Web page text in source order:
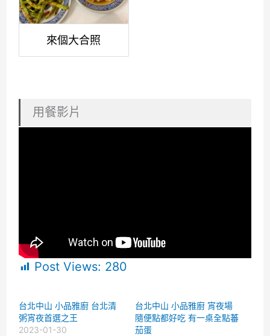
來個大合照
用餐影片
Post Views: 280
台北中山 小品雅廚 台北清
粥宵夜首選之王
2023-01-30
台北中山 小品雅廚 宵夜場
隨便點都好吃 有一桌全點蕃
茄蛋